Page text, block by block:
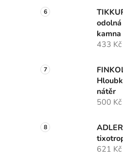
kamna
433 Kč
nátěr
500 Kč
621 Kč